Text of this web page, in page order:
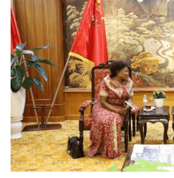
vọng về những kết nối đầu tư và
Nam và Uganda.